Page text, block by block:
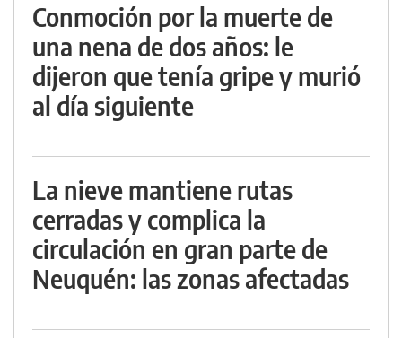
Conmoción por la muerte de
una nena de dos años: le
dijeron que tenía gripe y murió
al día siguiente
La nieve mantiene rutas
cerradas y complica la
circulación en gran parte de
Neuquén: las zonas afectadas